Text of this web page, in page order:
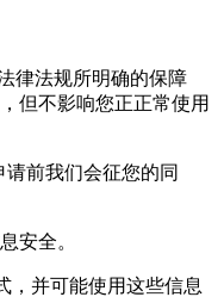
律法规所明确的保障
但不影响您正正常使用
前我们会征您的同
安全。
，并可能使用这些信息